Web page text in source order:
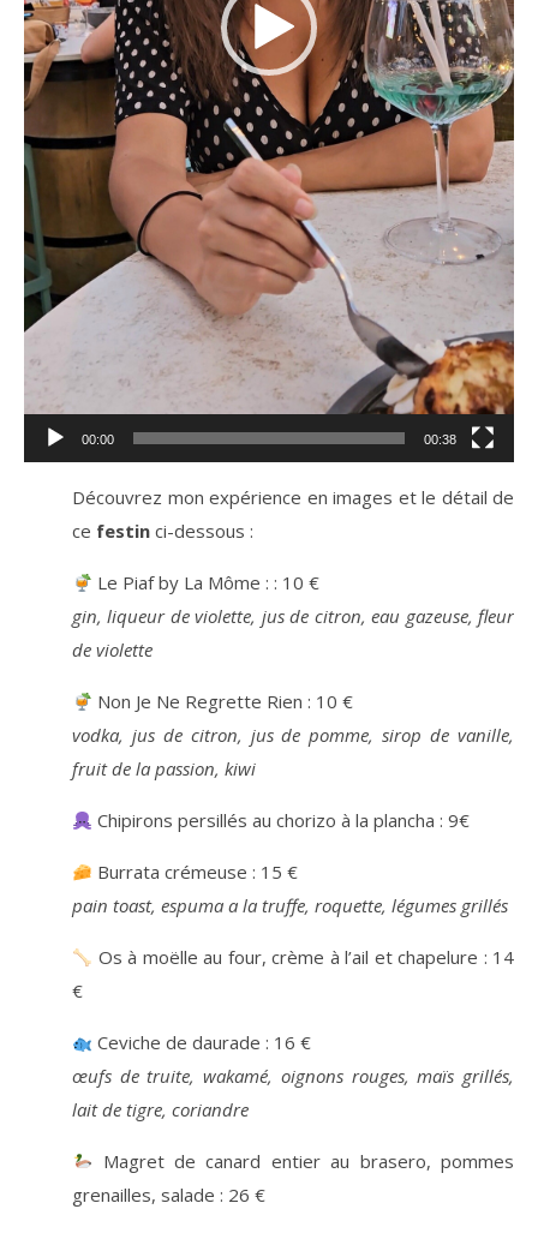
00:00 00:38
Découvrez mon expérience en images et le détail de
ce festin ci-dessous :
Le Piaf by La Môme : : 10 €
gin, liqueur de violette, jus de citron, eau gazeuse, fleur
de violette
Non Je Ne Regrette Rien : 10 €
vodka, jus de citron, jus de pomme, sirop de vanille,
fruit de la passion, kiwi
Chipirons persillés au chorizo à la plancha : 9€
Burrata crémeuse : 15 €
pain toast, espuma a la truffe, roquette, légumes grillés
Os à moëlle au four, crème à l’ail et chapelure : 14
€
Ceviche de daurade : 16 €
œufs de truite, wakamé, oignons rouges, maïs grillés,
lait de tigre, coriandre
Magret de canard entier au brasero, pommes
grenailles, salade : 26 €